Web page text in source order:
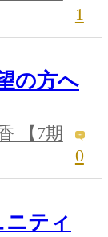
1
の方へ
【7期
0
ティ